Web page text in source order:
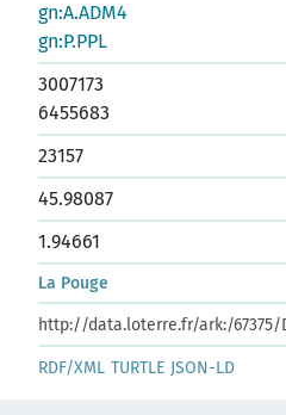
gn:A.ADM4
gn:P.PPL
3007173
6455683
23157
45.98087
1.94661
La Pouge
http://data.loterre.fr/ark:/67375/
RDF/XML TURTLE JSON-LD